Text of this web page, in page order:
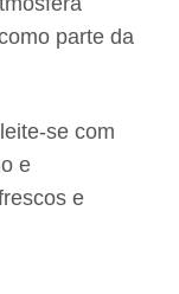
parte da
se com
e
e